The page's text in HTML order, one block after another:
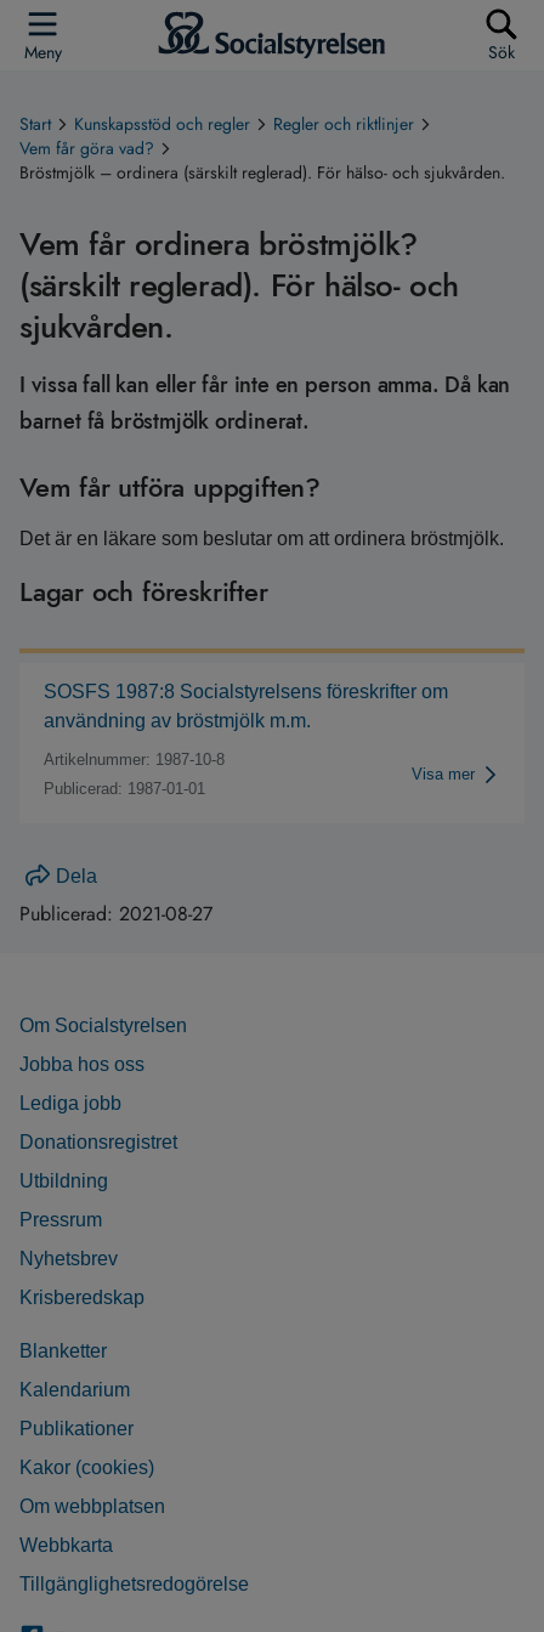
Meny Sök
Start Kunskapsstöd och regler
Regler och riktlinjer
Vem får göra vad?
Bröstmjölk – ordinera (särskilt reglerad). För hälso- och sjukvården.
Vem får ordinera bröstmjölk?
(särskilt reglerad). För hälso- och
sjukvården.
I vissa fall kan eller får inte en person amma. Då kan
barnet få bröstmjölk ordinerat.
Vem får utföra uppgiften?
Det är en läkare som beslutar om att ordinera bröstmjölk.
Lagar och föreskrifter
SOSFS 1987:8 Socialstyrelsens föreskrifter om
användning av bröstmjölk m.m.
Artikelnummer: 1987-10-8
Publicerad: 1987-01-01
Visa mer
Dela
Publicerad: 2021-08-27
Om Socialstyrelsen
Jobba hos oss
Lediga jobb
Donationsregistret
Utbildning
Pressrum
Nyhetsbrev
Krisberedskap
Blanketter
Kalendarium
Publikationer
Kakor (cookies)
Om webbplatsen
Webbkarta
Tillgänglighetsredogörelse